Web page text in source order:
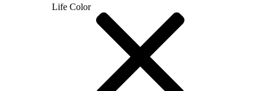
Life Color